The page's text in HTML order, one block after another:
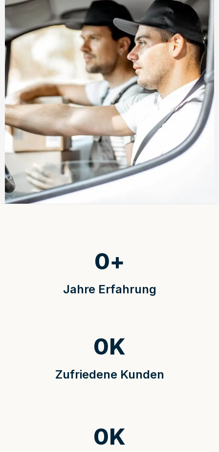
Jahre Erfahrung
0+
Zufriedene Kunden
0K
0K